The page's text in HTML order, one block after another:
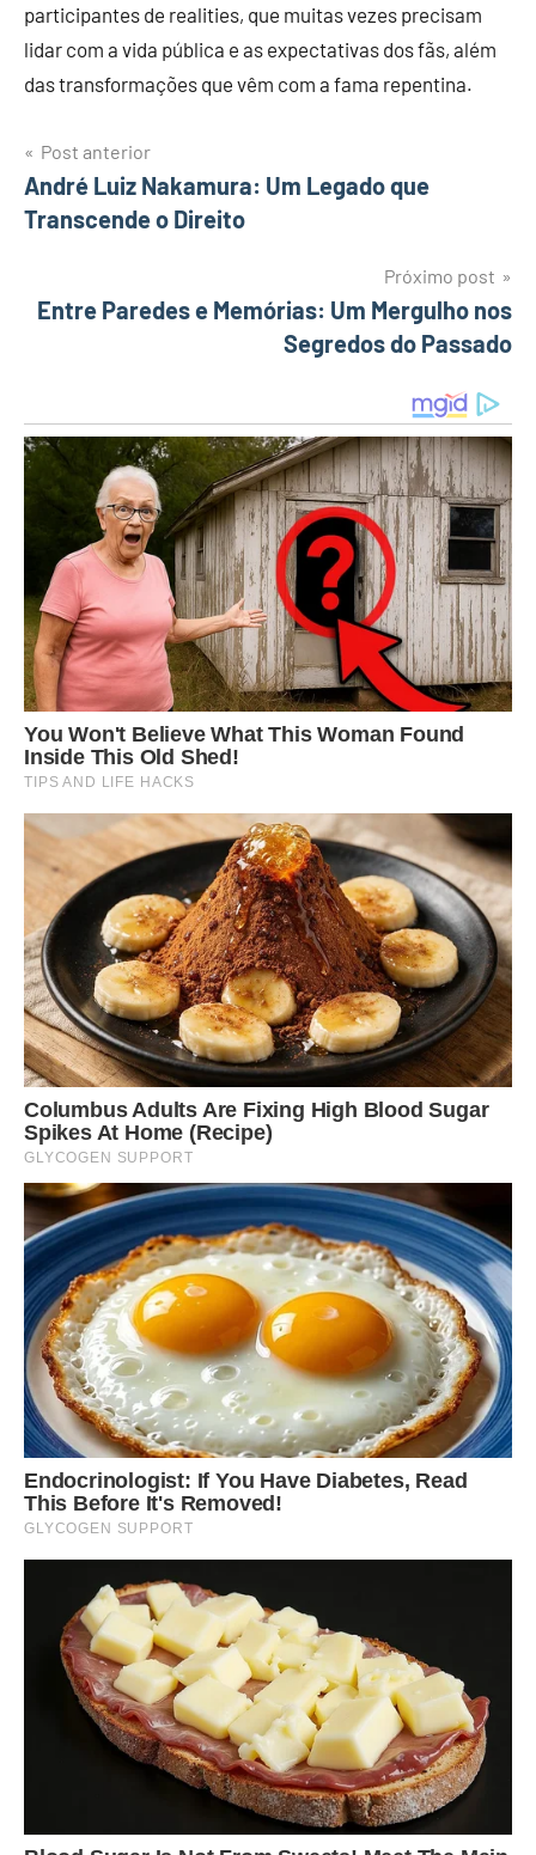
participantes de realities, que muitas vezes precisam
lidar com a vida pública e as expectativas dos fãs, além
das transformações que vêm com a fama repentina.
Navegação
de
Post anterior
André Luiz Nakamura: Um Legado que
Transcende o Direito
Próximo post
Entre Paredes e Memórias: Um Mergulho nos
Segredos do Passado